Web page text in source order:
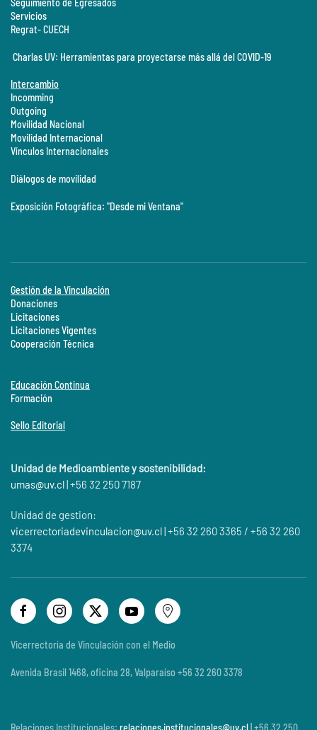
Seguimiento de Egresados
Servicios
Regrat- CUECH
Charlas UV: Herramientas para proyectarse más allá del COVID-19
Intercambio
Incomming
Outgoing
Movilidad Nacional
Movilidad Internacional
Vínculos Internacionales
Diálogos de movilidad
Exposición Fotográfica: "Desde mi Ventana"
Gestión de la Vinculación
Donaciones
Licitaciones
Licitaciones Vigentes
Cooperación Técnica
Educación Continua
Formación
Sello Editorial
Unidad de Medioambiente y sostenibilidad:
umas@uv.cl| +56 32 250 7187
Unidad de gestion:
vicerrectoriadevinculacion@uv.cl| +56 32 260 3365 / +56 32 260
3374
Vicerrectoría de Vinculación con el Medio
Avenida Brasil 1468, oficina 28, Valparaíso +56 32 260 3378